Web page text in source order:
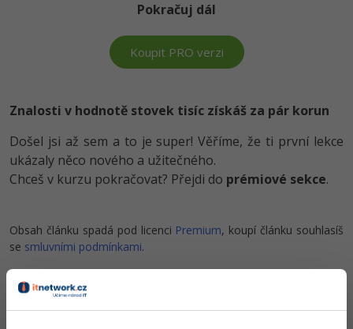
Kybernetická bezpečnost
Elektronický podpis
Fórum
Kurzy designu
HTML/CSS -80%
Photoshop
Příběhy absolventů
Blog
Pokračuj dál
Koupit PRO verzi
Znalosti v hodnotě stovek tisíc získáš za pár korun
Došel jsi až sem a to je super! Věříme, že ti první lekce
ukázaly něco nového a užitečného.
Chceš v kurzu pokračovat? Přejdi do prémiové sekce.
Obsah článku spadá pod licenci Premium, koupí článku souhlasíš
se smluvními podmínkami.
Co od nás v dalších lekcích dostaneš?